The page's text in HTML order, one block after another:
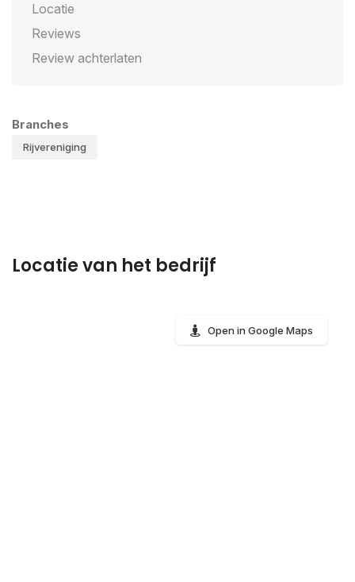
Locatie
Reviews
Review achterlaten
Branches
Rijvereniging
Locatie van het bedrijf
Open in Google Maps